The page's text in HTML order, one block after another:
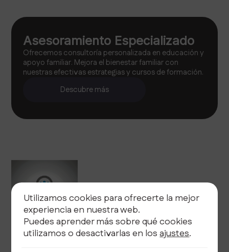
Asesoramiento Especializado
Ofrecemos consultoría personalizada en educación y
apoyo familiar. Mejora el bienestar familiar con
nuestras efectivas estrategias y cursos de formación.
Descubre más
Utilizamos cookies para ofrecerte la mejor
experiencia en nuestra web.
Puedes aprender más sobre qué cookies
utilizamos o desactivarlas en losajustes.